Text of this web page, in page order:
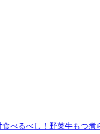
食べるべし！野菜牛もつ